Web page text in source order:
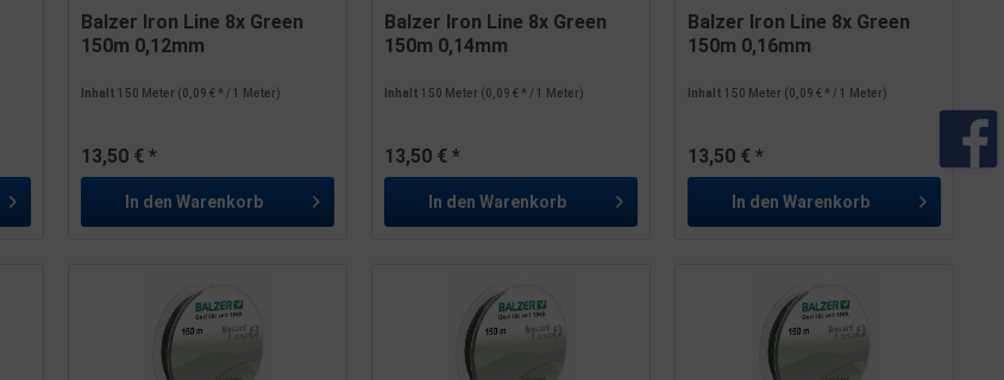
Balzer Iron Line 8x Green
150m 0,12mm
Inhalt150 Meter (0,09 € * / 1 Meter)
13,50 € *
In den Warenkorb
Balzer Iron Line 8x Green
150m 0,14mm
Inhalt150 Meter (0,09 € * / 1 Meter)
13,50 € *
In den Warenkorb
Balzer Iron Line 8x Green
150m 0,16mm
Inhalt150 Meter (0,09 € * / 1 Meter)
13,50 € *
In den Warenkorb